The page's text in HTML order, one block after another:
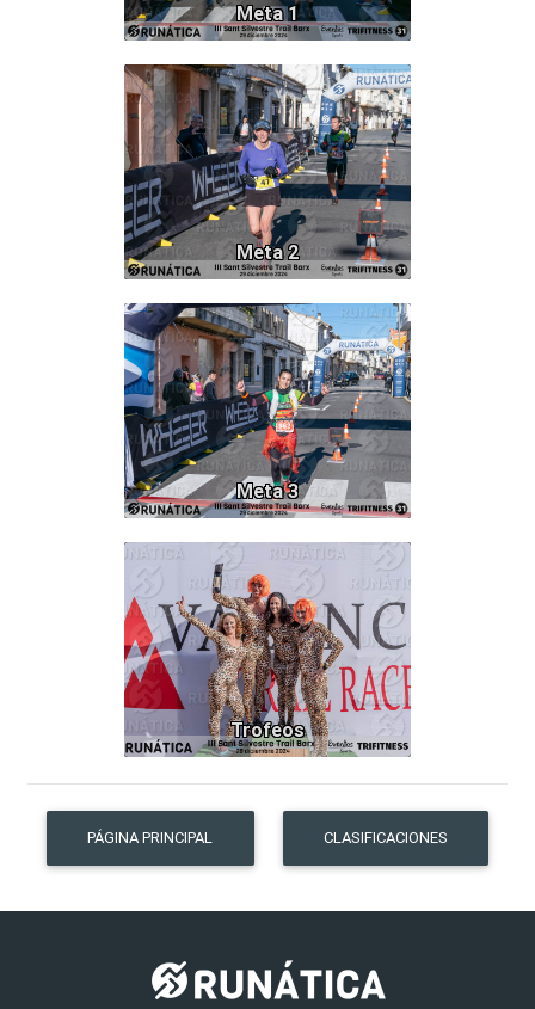
Meta 1
Meta 2
875
Meta 3
820
Trofeos
177
PÁGINA PRINCIPAL CLASIFICACIONES